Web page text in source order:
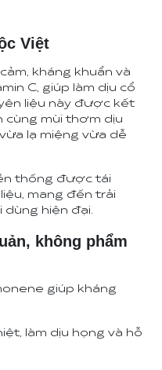
Việt
kháng khuẩn và
C, giúp làm dịu cổ
liệu này được kết
cùng mùi thơm dịu
lạ miệng vừa dễ
thống được tái
mang đến trải
hiện đại.
không phẩm
giúp kháng
làm dịu họng và hỗ